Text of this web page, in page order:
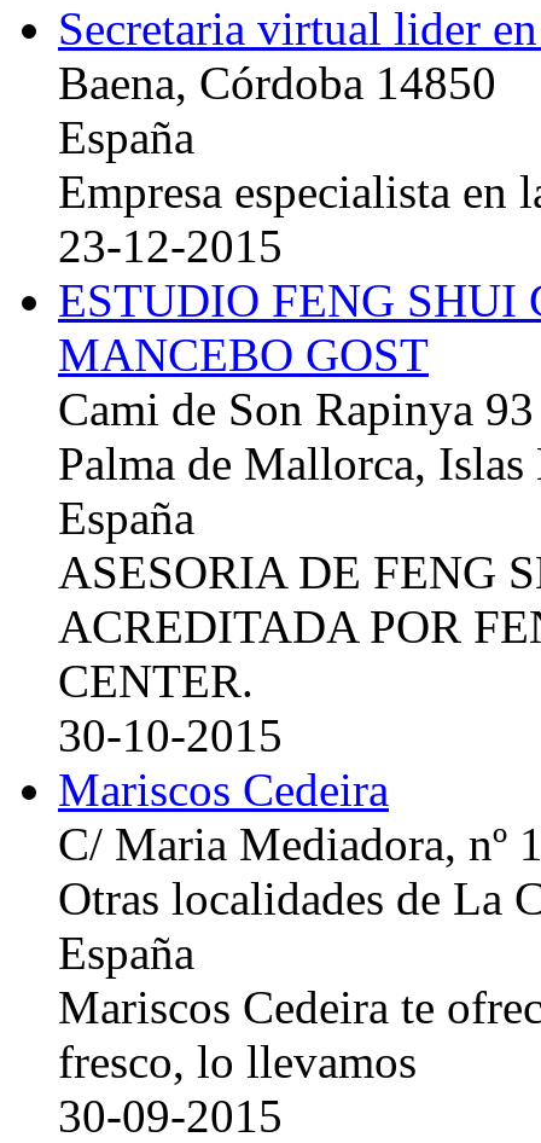
Secretaria virtual lider
Baena, Córdoba 14850
España
Empresa especialista en
23-12-2015
ESTUDIO FENG
MANCEBO GOST
Cami de Son Rapinya 93
Palma de Mallorca, Islas
España
ASESORIA DE FENG
ACREDITADA POR
CENTER.
30-10-2015
Mariscos Cedeira
C/ Maria Mediadora, nº
Otras localidades de La
España
Mariscos Cedeira te
fresco, lo llevamos
30-09-2015